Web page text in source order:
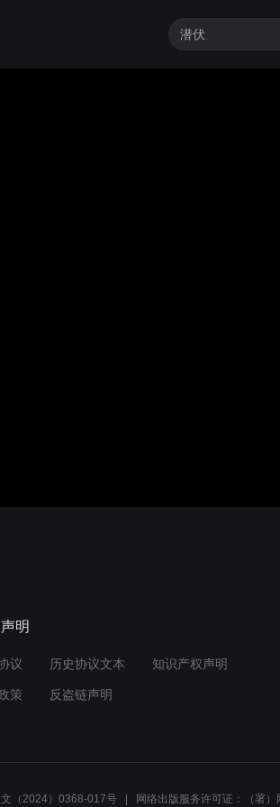
明
议 历史协议文本 知识产权声明
策 反盗链声明
（2024）0368-017号 网络出版服务许可证：（署